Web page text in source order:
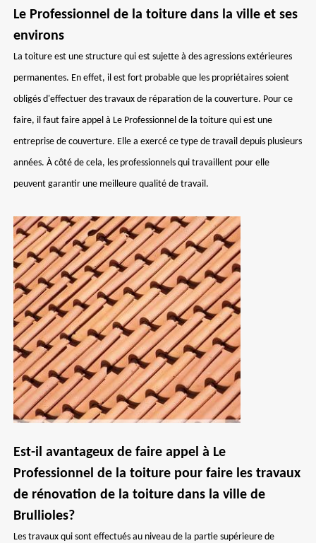
Le Professionnel de la toiture dans la ville et ses
environs
La toiture est une structure qui est sujette à des agressions extérieures
permanentes. En effet, il est fort probable que les propriétaires soient
obligés d'effectuer des travaux de réparation de la couverture. Pour ce
faire, il faut faire appel à Le Professionnel de la toiture qui est une
entreprise de couverture. Elle a exercé ce type de travail depuis plusieurs
années. À côté de cela, les professionnels qui travaillent pour elle
peuvent garantir une meilleure qualité de travail.
Est-il avantageux de faire appel à Le
Professionnel de la toiture pour faire les travaux
de rénovation de la toiture dans la ville de
Brullioles?
Les travaux qui sont effectués au niveau de la partie supérieure de